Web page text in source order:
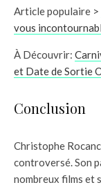
Article populaire >
vous
À Découvrir:
et Date de Sortie
Conclusion
Christophe
controversé. Son
nombreux films et